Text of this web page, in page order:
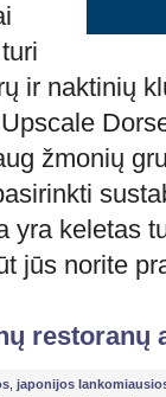
ir naktinių
žmonių
yra keletas
jūs norite
restoranų
japonijos